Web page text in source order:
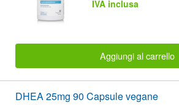
IVA inclusa
Aggiungi al carrello
DHEA 25mg 90 Capsule vegane